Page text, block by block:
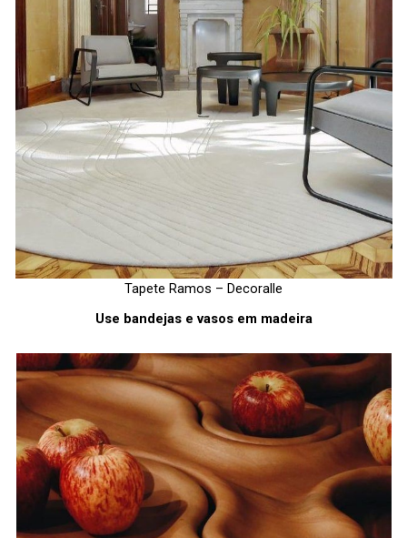
Tapete Ramos – Decoralle
Use bandejas e vasos em madeira